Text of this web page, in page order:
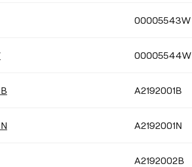
00005543W
00005544W
A2192001B
A2192001N
A2192002B